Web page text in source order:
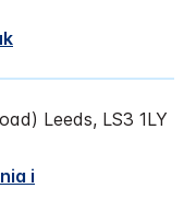
Leeds, LS3 1LY
i